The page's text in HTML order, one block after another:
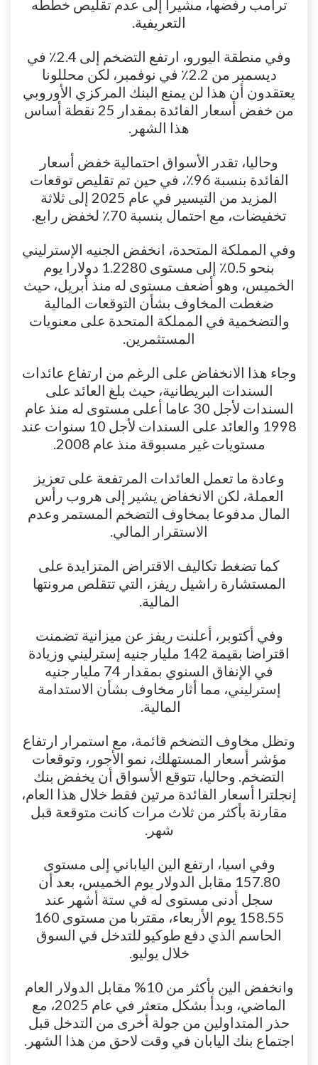
ترامب رفضها، مشيرا إلى عدم تقليص خططه
التعريفية.
وفي منطقة اليورو، ارتفع التضخم إلى 2.4٪ في
ديسمبر من 2.2٪ في نوفمبر، لكن محللونا
يعتقدون أن هذا لن يمنع البنك المركزي الأوروبي
من خفض أسعار الفائدة بمقدار 25 نقطة أساس
هذا الشهر.
وحاليا، تقدر الأسواق احتمالية خفض أسعار
الفائدة بنسبة 96٪، في حين تم تقليص توقعات
المزيد من التيسير في عام 2025 إلى ثلاثة
تخفيضات، مع احتمال بنسبة 70٪ لخفض رابع.
وفي المملكة المتحدة، انخفض الجنيه الإسترليني
بنحو 0.5٪ إلى مستوى 1.2280 دولارا يوم
الخميس، وهو أضعف مستوى له منذ أبريل، حيث
ضغطت المخاوف بشأن التوقعات المالية
والتضخمية في المملكة المتحدة على معنويات
المستثمرين.
وجاء هذا الانخفاض على الرغم من ارتفاع عائدات
السندات البريطانية، حيث بلغ العائد على
السندات لأجل 30 عاما أعلى مستوى له منذ عام
1998 والعائد على السندات لأجل 10 سنوات عند
مستويات غير مسبوقة منذ عام 2008.
وعادة ما تعمل العائدات المرتفعة على تعزيز
العملة، لكن الانخفاض يشير إلى هروب رأس
المال مدفوعا بمخاوف التضخم المستمر وعدم
الاستقرار المالي.
كما تضغط تكاليف الاقتراض المتزايدة على
المستشارة راشيل ريفز، التي تتقلص مرونتها
المالية.
وفي أكتوبر، أعلنت ريفز عن ميزانية تضمنت
اقتراضا بقيمة 142 مليار جنيه إسترليني وزيادة
في الإنفاق السنوي بمقدار 74 مليار جنيه
إسترليني، مما أثار مخاوف بشأن الاستدامة
المالية.
وتظل مخاوف التضخم قائمة، مع استمرار ارتفاع
مؤشر أسعار المستهلك، نمو الأجور، وتوقعات
التضخم. وحاليا، تتوقع الأسواق أن يخفض بنك
إنجلترا أسعار الفائدة مرتين فقط خلال هذا العام،
مقارنة بأكثر من ثلاث مرات كانت متوقعة قبل
شهر.
وفي اسيا، ارتفع الين الياباني إلى مستوى
157.80 مقابل الدولار يوم الخميس، بعد أن
سجل أدنى مستوى له في ستة أشهر عند
158.55 يوم الأربعاء، مقتربا من مستوى 160
الحاسم الذي دفع طوكيو للتدخل في السوق
خلال يوليو.
وانخفض الين بأكثر من 10% مقابل الدولار العام
الماضي، وبدأ بشكل متعثر في عام 2025، مع
حذر المتداولين من جولة أخرى من التدخل قبل
اجتماع بنك اليابان في وقت لاحق من هذا الشهر.